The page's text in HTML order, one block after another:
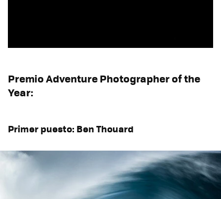
Premio Adventure Photographer of the
Year:
Primer puesto: Ben Thouard